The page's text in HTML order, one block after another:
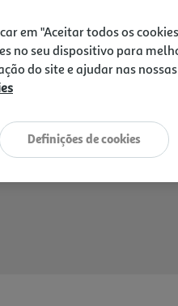
em "Aceitar todos os
no seu dispositivo para
do site e ajudar nas
Definições de cookies